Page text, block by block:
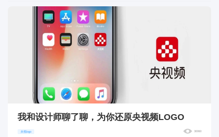
我和设计师聊了聊，为你还原央视频LOGO
央视logo 30060